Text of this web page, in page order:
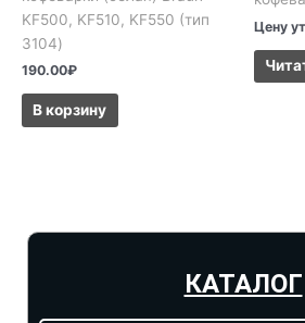
KF500, KF510, KF550 (тип
3104)
190.00₽
В корзину
Цену
КАТАЛОГ